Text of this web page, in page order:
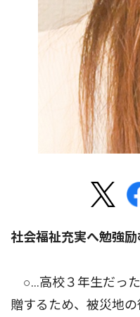
社会福祉充実へ勉強励
○...高校３年生だっ
贈するため、被災地